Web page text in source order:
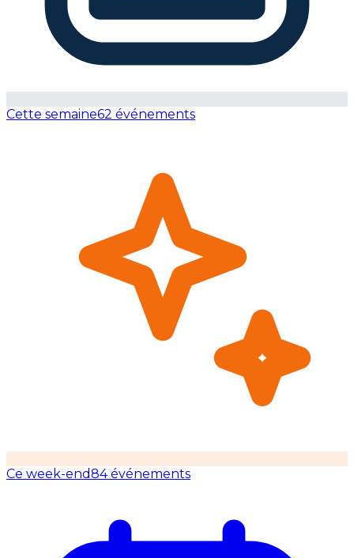
Cette semaine62 événements
Ce week-end84 événements